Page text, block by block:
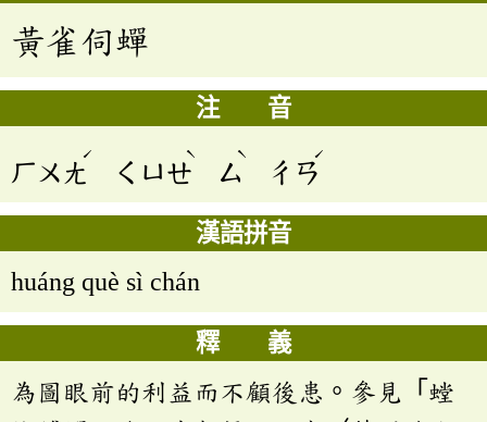
黃雀伺蟬
注 音
ㄏㄨㄤ
ˊ
ㄑㄩㄝ
ˋ
ㄙ
ˋ
ㄔㄢ
ˊ
漢語拼音
huáng què sì chán
釋 義
為圖眼前的利益而不顧後患。參見「螳